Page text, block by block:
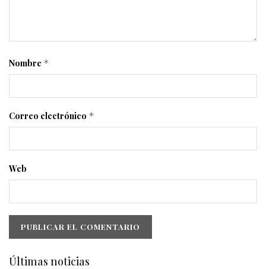
Nombre *
Correo electrónico *
Web
Últimas noticias